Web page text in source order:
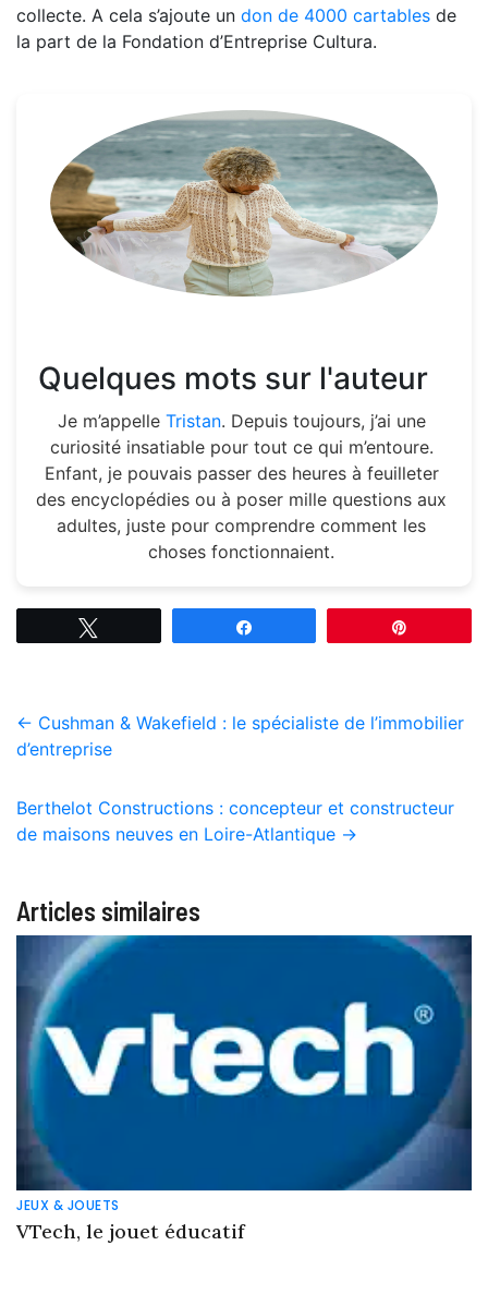
collecte. A cela s’ajoute un don de 4000 cartables de
la part de la Fondation d’Entreprise Cultura.
Quelques mots sur l'auteur
Je m’appelle Tristan. Depuis toujours, j’ai une
curiosité insatiable pour tout ce qui m’entoure.
Enfant, je pouvais passer des heures à feuilleter
des encyclopédies ou à poser mille questions aux
adultes, juste pour comprendre comment les
choses fonctionnaient.
← Cushman & Wakefield : le spécialiste de l’immobilier
d’entreprise
Berthelot Constructions : concepteur et constructeur
de maisons neuves en Loire-Atlantique →
Articles similaires
JEUX & JOUETS
VTech, le jouet éducatif